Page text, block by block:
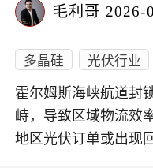
毛利哥 2026-
多晶硅 光伏行业
霍尔姆斯海峡航道封
峙，导致区域物流效
地区光伏订单或出现